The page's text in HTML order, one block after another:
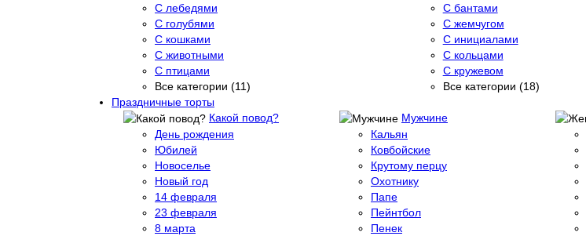
С лебедями
С голубями
С кошками
С животными
С птицами
Все категории (11)
С бантами
С жемчугом
С инициалами
С кольцами
С кружевом
Все категории (18)
Праздничные торты
Какой повод?
День рождения
Юбилей
Новоселье
Новый год
14 февраля
23 февраля
8 марта
Мужчине
Кальян
Ковбойские
Крутому перцу
Охотнику
Папе
Пейнтбол
Пенек